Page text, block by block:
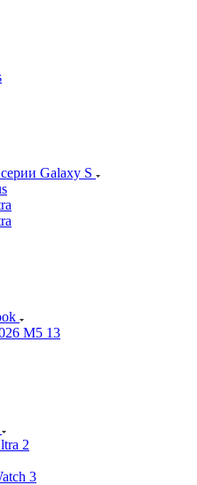
Galaxy S
M5 13
2
3